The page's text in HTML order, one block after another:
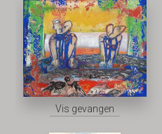
Vis gevangen